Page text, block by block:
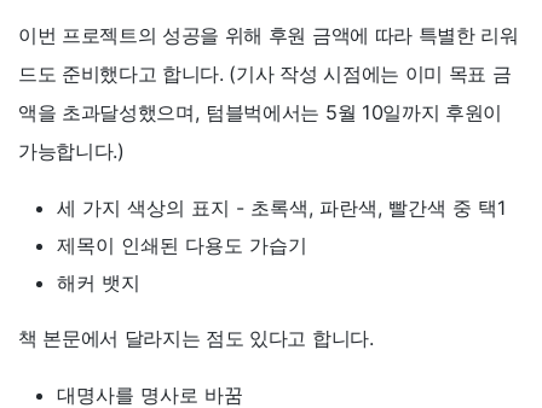
이번 프로젝트의 성공을 위해 후원 금액에 따라 특별한 리워
드도 준비했다고 합니다. (기사 작성 시점에는 이미 목표 금
액을 초과달성했으며, 텀블벅에서는 5월 10일까지 후원이
가능합니다.)
세 가지 색상의 표지 - 초록색, 파란색, 빨간색 중 택1
제목이 인쇄된 다용도 가습기
해커 뱃지
책 본문에서 달라지는 점도 있다고 합니다.
대명사를 명사로 바꿈